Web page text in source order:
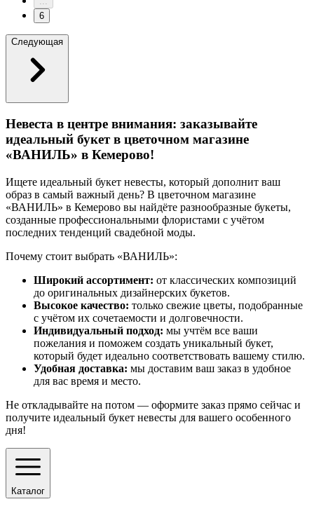
6
Следующая
Невеста в центре внимания: заказывайте
идеальный букет в цветочном магазине
«ВАНИЛЬ» в Кемерово!
Ищете идеальный букет невесты, который дополнит ваш
образ в самый важный день? В цветочном магазине
«ВАНИЛЬ» в Кемерово вы найдёте разнообразные букеты,
созданные профессиональными флористами с учётом
последних тенденций свадебной моды.
Почему стоит выбрать «ВАНИЛЬ»:
Широкий ассортимент: от классических композиций
до оригинальных дизайнерских букетов.
Высокое качество: только свежие цветы, подобранные
с учётом их сочетаемости и долговечности.
Индивидуальный подход: мы учтём все ваши
пожелания и поможем создать уникальный букет,
который будет идеально соответствовать вашему стилю.
Удобная доставка: мы доставим ваш заказ в удобное
для вас время и место.
Не откладывайте на потом — оформите заказ прямо сейчас и
получите идеальный букет невесты для вашего особенного
дня!
Каталог